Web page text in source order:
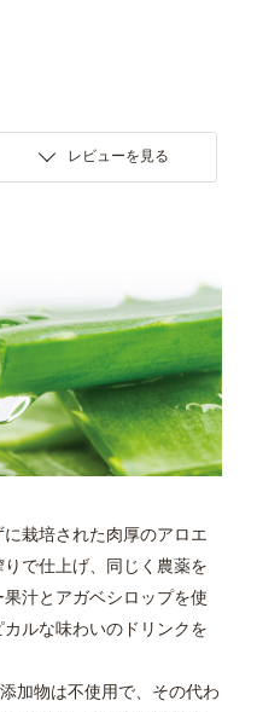
レビューを見る
栽培された肉厚のアロエ
で仕上げ、同じく農薬を
汁とアガベシロップを使
ルな味わいのドリンクを
加物は不使用で、その代わ